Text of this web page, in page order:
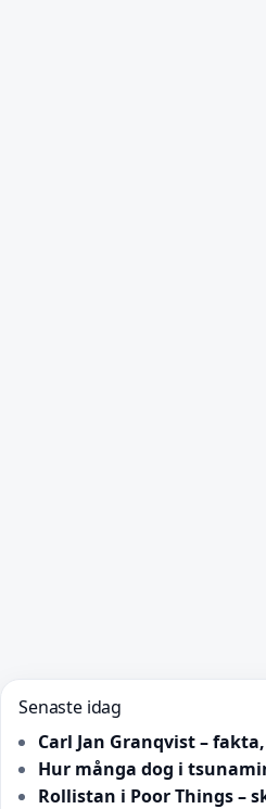
Senaste idag
Carl Jan Granqvist –
Hur många dog i
Rollistan i Poor Things –